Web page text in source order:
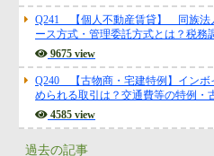
Q241 【個人不動産賃貸】 同族法
ース方式・管理委託方式とは？税務
9675 view
Q240 【古物商・宅建特例】インボ
められる取引は？交通費等の特例
4585 view
過去の記事